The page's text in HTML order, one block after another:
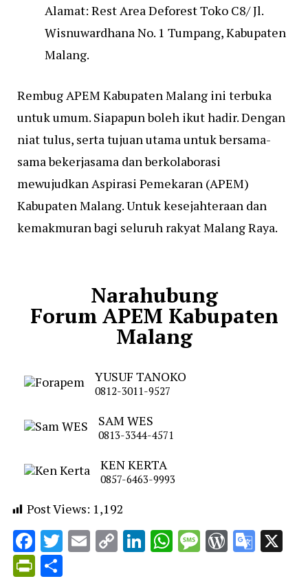
Alamat: Rest Area Deforest Toko C8/ Jl.
Wisnuwardhana No. 1 Tumpang, Kabupaten
Malang.
Rembug APEM Kabupaten Malang ini terbuka
untuk umum. Siapapun boleh ikut hadir. Dengan
niat tulus, serta tujuan utama untuk bersama-
sama bekerjasama dan berkolaborasi
mewujudkan Aspirasi Pemekaran (APEM)
Kabupaten Malang. Untuk kesejahteraan dan
kemakmuran bagi seluruh rakyat Malang Raya.
Narahubung
Forum APEM Kabupaten
Malang
YUSUF TANOKO
0812-3011-9527
SAM WES
0813-3344-4571
KEN KERTA
0857-6463-9993
Post Views: 1,192
Facebook
Twitter
EmailCopyLinkedIn
WhatsApp
Message
PrintFriendly